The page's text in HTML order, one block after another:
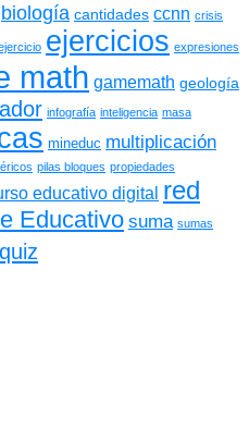
biología cantidades ccnn crisis
ejercicios expresiones
math gamemath geología
infografía inteligencia masa
mineduc multiplicación
pilas bloques propiedades
educativo digital red
Educativo suma sumas